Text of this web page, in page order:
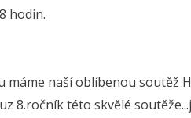
hodin.
máme naší oblíbenou soutěž
8.ročník této skvělé